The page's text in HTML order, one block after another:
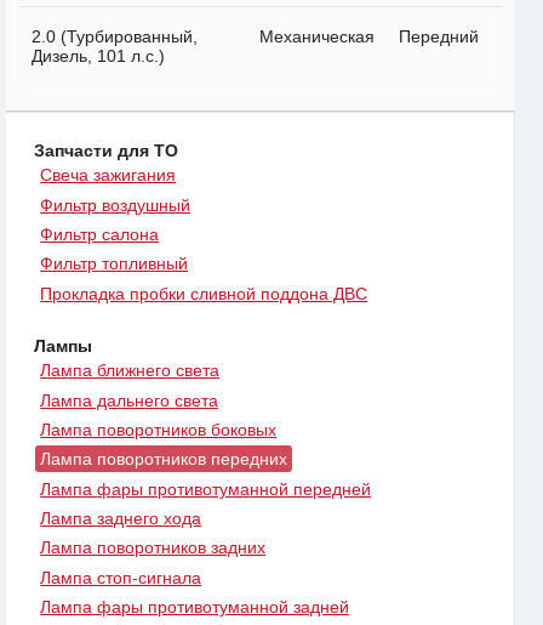
2.0 (Турбированный,
Дизель, 101 л.с.)
Механическая Передний
Запчасти для ТО
Свеча зажигания
Фильтр воздушный
Фильтр салона
Фильтр топливный
Прокладка пробки сливной поддона ДВС
Лампы
Лампа ближнего света
Лампа дальнего света
Лампа поворотников боковых
Лампа поворотников передних
Лампа фары противотуманной передней
Лампа заднего хода
Лампа поворотников задних
Лампа стоп-сигнала
Лампа фары противотуманной задней